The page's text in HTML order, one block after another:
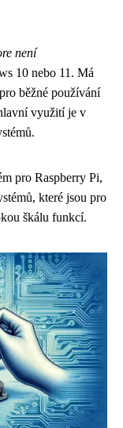
není
10 nebo 11. Má
běžné používání
využití je v
pro Raspberry Pi,
které jsou pro
škálu funkcí.